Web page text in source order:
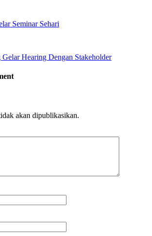
Seminar Sehari
Hearing Dengan Stakeholder
akan dipublikasikan.